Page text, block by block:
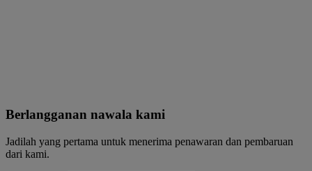
Berlangganan nawala kami
Jadilah yang pertama untuk menerima penawaran dan pembaruan
dari kami.